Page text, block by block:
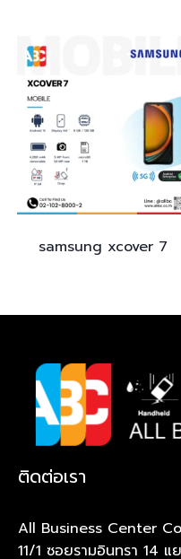
samsung xcover 7
ติดต่อเรา
All Business Center
11/1 ซอยรามอินทรา 14